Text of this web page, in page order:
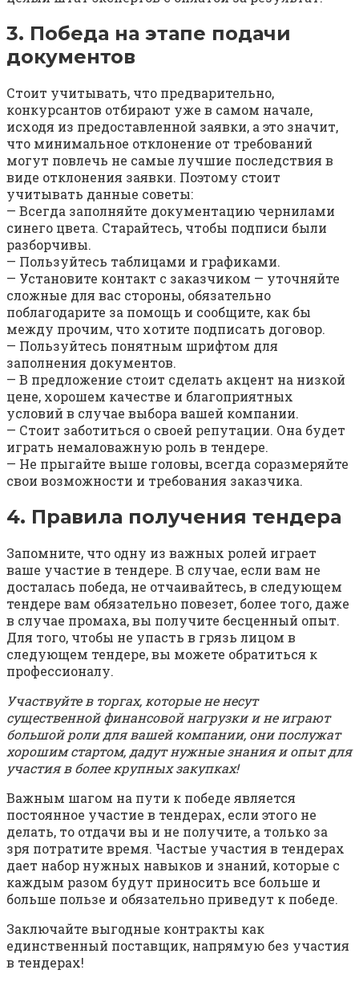
3. Победа на этапе подачи
документов
Стоит учитывать, что предварительно,
конкурсантов отбирают уже в самом начале,
исходя из предоставленной заявки, а это значит,
что минимальное отклонение от требований
могут повлечь не самые лучшие последствия в
виде отклонения заявки. Поэтому стоит
учитывать данные советы:
— Всегда заполняйте документацию чернилами
синего цвета. Старайтесь, чтобы подписи были
разборчивы.
— Пользуйтесь таблицами и графиками.
— Установите контакт с заказчиком — уточняйте
сложные для вас стороны, обязательно
поблагодарите за помощь и сообщите, как бы
между прочим, что хотите подписать договор.
— Пользуйтесь понятным шрифтом для
заполнения документов.
— В предложение стоит сделать акцент на низкой
цене, хорошем качестве и благоприятных
условий в случае выбора вашей компании.
— Стоит заботиться о своей репутации. Она будет
играть немаловажную роль в тендере.
— Не прыгайте выше головы, всегда соразмеряйте
свои возможности и требования заказчика.
4. Правила получения тендера
Запомните, что одну из важных ролей играет
ваше участие в тендере. В случае, если вам не
досталась победа, не отчаивайтесь, в следующем
тендере вам обязательно повезет, более того, даже
в случае промаха, вы получите бесценный опыт.
Для того, чтобы не упасть в грязь лицом в
следующем тендере, вы можете обратиться к
профессионалу.
Участвуйте в торгах, которые не несут
существенной финансовой нагрузки и не играют
большой роли для вашей компании, они послужат
хорошим стартом, дадут нужные знания и опыт для
участия в более крупных закупках!
Важным шагом на пути к победе является
постоянное участие в тендерах, если этого не
делать, то отдачи вы и не получите, а только за
зря потратите время. Частые участия в тендерах
дает набор нужных навыков и знаний, которые с
каждым разом будут приносить все больше и
больше пользе и обязательно приведут к победе.
Заключайте выгодные контракты как
единственный поставщик, напрямую без участия
в тендерах!